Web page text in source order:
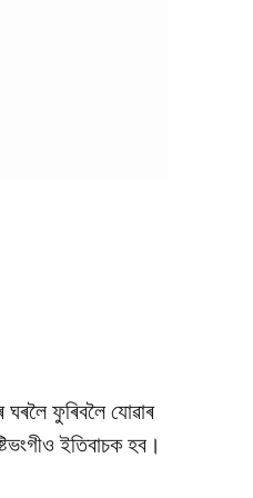
ফুৰিবলৈ যোৱাৰ
ইতিবাচক হব।